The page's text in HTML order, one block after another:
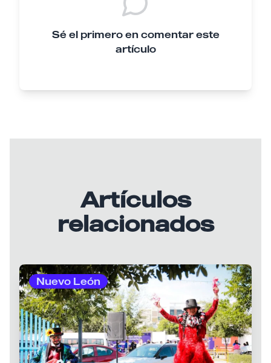
Sé el primero en comentar este
artículo
Artículos
relacionados
Nuevo León